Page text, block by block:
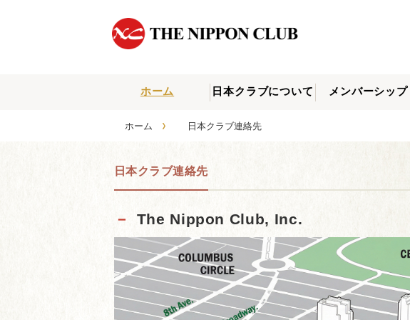
ホーム
日本クラブについて メンバーシップ
ホーム › 日本クラブ連絡先
日本クラブ連絡先
－ The Nippon Club, Inc.